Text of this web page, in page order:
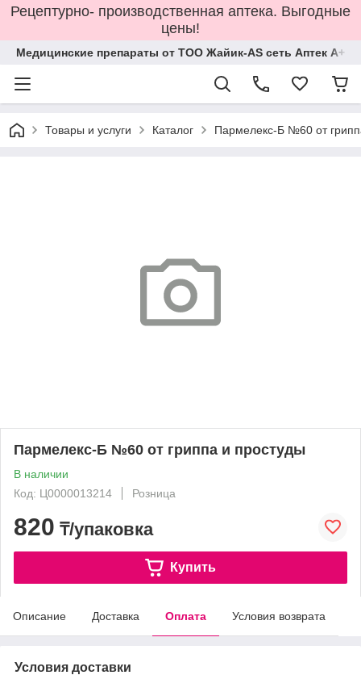
Рецептурно- производственная аптека. Выгодные
цены!
Медицинские препараты от ТОО Жайик-AS сеть Аптек А+
Товары и услуги Каталог Пармелекс-Б №60 от
Пармелекс-Б №60 от гриппа и простуды
В наличии
Код: Ц0000013214
Розница
820 ₸/упаковка
Купить
Описание Доставка Оплата Условия возврата
Условия доставки